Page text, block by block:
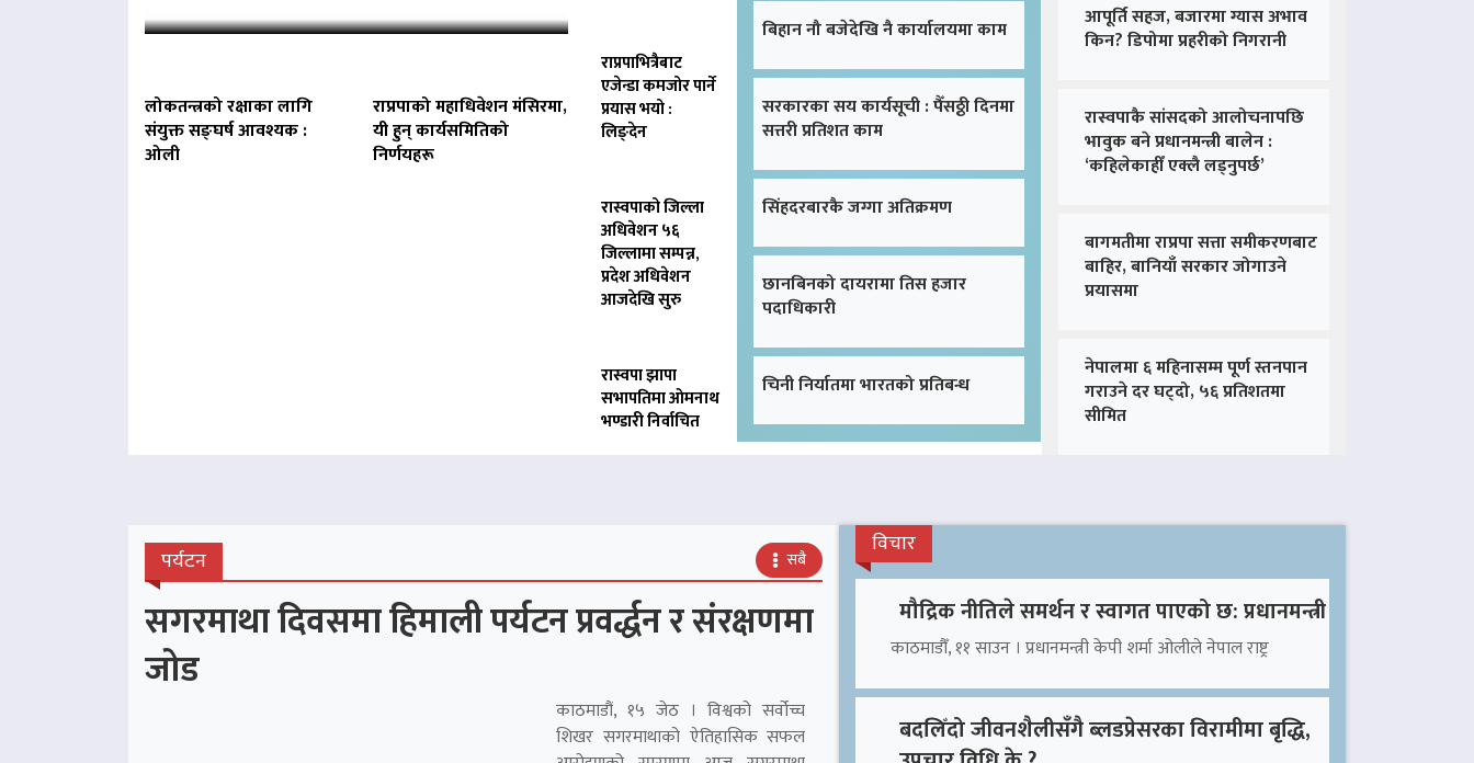
लोकतन्त्रको रक्षाका लागि
संयुक्त सङ्घर्ष आवश्यक :
ओली
राप्रपाको महाधिवेशन मंसिरमा,
यी हुन् कार्यसमितिको
निर्णयहरू
राप्रपाभित्रैबाट
एजेन्डा कमजोर पार्ने
प्रयास भयो :
लिङ्देन
रास्वपाको जिल्ला
अधिवेशन ५६
जिल्लामा सम्पन्न,
प्रदेश अधिवेशन
आजदेखि सुरु
रास्वपा झापा
सभापतिमा ओमनाथ
भण्डारी निर्वाचित
बिहान नौ बजेदेखि नै कार्यालयमा काम
सरकारका सय कार्यसूची : पैँसठ्ठी दिनमा
सत्तरी प्रतिशत काम
सिंहदरबारकै जग्गा अतिक्रमण
छानबिनको दायरामा तिस हजार
पदाधिकारी
चिनी निर्यातमा भारतको प्रतिबन्ध
आपूर्ति सहज, बजारमा ग्यास अभाव
किन? डिपोमा प्रहरीको निगरानी
रास्वपाकै सांसदको आलोचनापछि
भावुक बने प्रधानमन्त्री बालेन :
‘कहिलेकाहीँ एक्लै लड्नुपर्छ’
बागमतीमा राप्रपा सत्ता समीकरणबाट
बाहिर, बानियाँ सरकार जोगाउने
प्रयासमा
नेपालमा ६ महिनासम्म पूर्ण स्तनपान
गराउने दर घट्दो, ५६ प्रतिशतमा
सीमित
पर्यटन सबै
सगरमाथा दिवसमा हिमाली पर्यटन प्रवर्द्धन र संरक्षणमा
जोड
काठमाडौं, १५ जेठ । विश्वको सर्वोच्च
शिखर सगरमाथाको ऐतिहासिक सफल
विचार
मौद्रिक नीतिले समर्थन र स्वागत पाएको छ: प्रधानमन्त्री
काठमाडौँ, ११ साउन । प्रधानमन्त्री केपी शर्मा ओलीले नेपाल राष्ट्र
बदलिँदो जीवनशैलीसँगै ब्लडप्रेसरका विरामीमा बृद्धि,